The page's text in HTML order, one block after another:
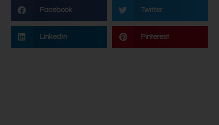
Facebook Twitter
LinkedIn Pinterest